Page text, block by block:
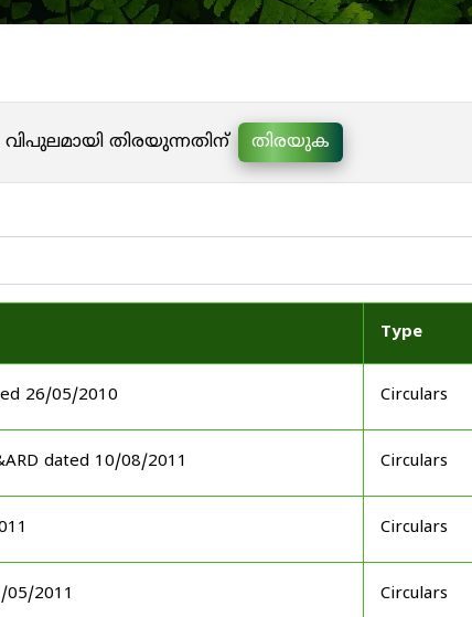
വിപുലമായി തിരയുന്നതിന് തിരയുക
Type
26/05/2010 Circulars
dated 10/08/2011 Circulars
Circulars
05/2011 Circulars